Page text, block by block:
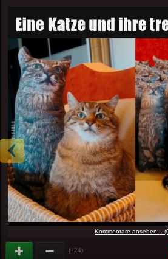
Kommentare ansehen...
(+24)